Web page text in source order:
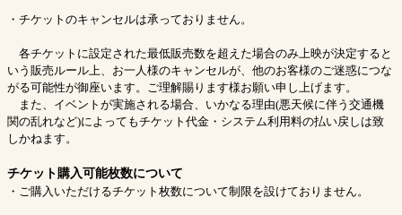
・チケットのキャンセルは承っておりません。
各チケットに設定された最低販売数を超えた場合のみ上映が決定すると
いう販売ルール上、お一人様のキャンセルが、他のお客様のご迷惑につな
がる可能性が御座います。ご理解賜ります様お願い申し上げます。
また、イベントが実施される場合、いかなる理由(悪天候に伴う交通機
関の乱れなど)によってもチケット代金・システム利用料の払い戻しは致
しかねます。
チケット購入可能枚数について
・ご購入いただけるチケット枚数について制限を設けておりません。